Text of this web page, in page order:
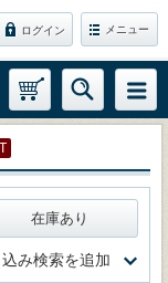
ログイン メニュー
在庫あり
み検索を追加